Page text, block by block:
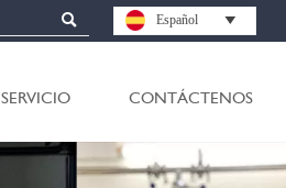
 Español 
SERVICIO CONTÁCTENOS